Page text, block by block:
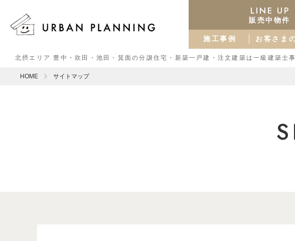
LINE UP
販売中物件
施工事例 お客さま
北摂エリア 豊中・吹田・池田・箕面の分譲住宅・新築一戸建・注文建築は一級建築士
HOME サイトマップ